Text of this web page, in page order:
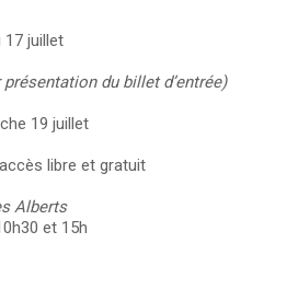
17 juillet
présentation du billet d’entrée)
19 juillet
libre et gratuit
Alberts
et 15h